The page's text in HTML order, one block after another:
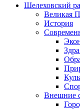
Шелеховский
Великая
История
Внешние